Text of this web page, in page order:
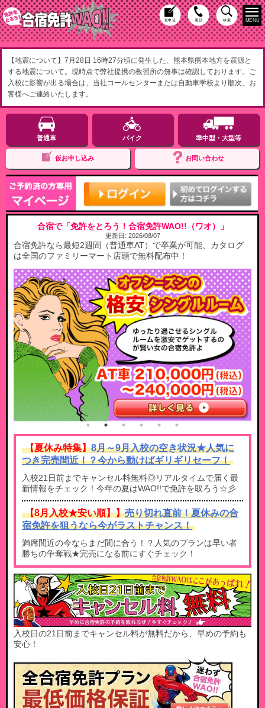
仮申込 電話 検索
【地震について】7月28日 16時27分頃に発生した、熊本県熊本地方を震源と
する地震について。現時点で弊社提携の教習所の無事は確認しております。ご
入校に影響が出る場合は、当社コールセンターまたは自動車学校より順次、お
客様へご連絡いたします。
普通車 バイク 準中型・大型等
仮お申し込み お問い合わせ
MENU
合宿で「免許をとろう！合宿免許WAO!!（ワオ）」
更新日: 2026/08/07
合宿免許なら最短2週間（普通車AT）で卒業が可能、カタログ
は全国のファミリーマート店頭で無料配布中！
【夏休み特集】8月～9月入校の空き状況★人気に
つき完売間近！？今から動けばギリギリセーフ！
入校21日前までキャンセル料無料◎リアルタイムで届く最
新情報をチェック！今年の夏はWAO!!で免許を取ろう☆彡
【8月入校★安い順】】売り切れ直前！夏休みの合
宿免許を狙うなら今がラストチャンス！
満席間近の今ならまだ間に合う！？人気のプランは早い者
勝ちの争奪戦★完売になる前にすぐチェック！
入校日の21日前までキャンセル料が無料だから、早めの予約も
安心！